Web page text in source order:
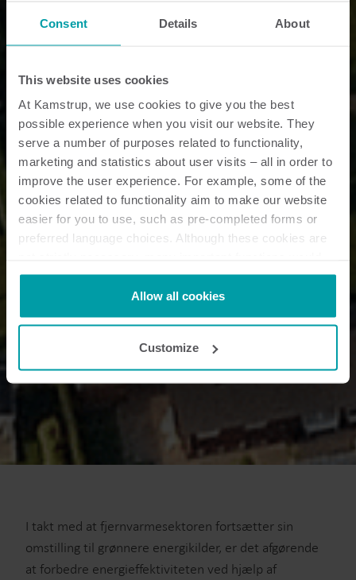
Consent Details About
This website uses cookies
At Kamstrup, we use cookies to give you the best
possible experience when you visit our website. They
serve a number of purposes related to functionality,
marketing and statistics about user visits – all in order to
improve the user experience. For example, some of the
cookies related to functionality aim to make our website
easier for you to use, such as pre-completed forms or
preferred language choices. Although these cookies are
not be available without them.
Kamstrup makes use of third-party cookies. A third-party
cookie is installed by someone other than us, such as
analysis programmes.
You can at any time change or withdraw your consent
from the Cookie Declaration
Allow all cookies
Customize
I takt med at fjernvarmesektoren fortsætter sin
omstilling til grønnere energikilder, er det afgørende
at forbedre energieffektiviteten ved hjælp af